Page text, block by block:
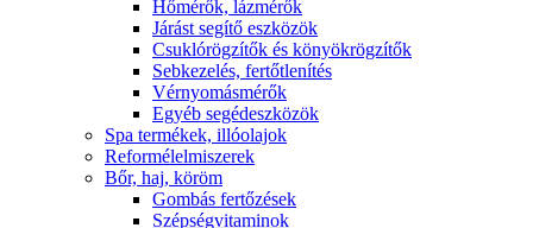
Hőmérők, lázmérők
Járást segítő eszközök
Csuklórögzítők és könyökrögzítők
Sebkezelés, fertőtlenítés
Vérnyomásmérők
Egyéb segédeszközök
Spa termékek, illóolajok
Reformélelmiszerek
Bőr, haj, köröm
Gombás fertőzések
Szépségvitaminok